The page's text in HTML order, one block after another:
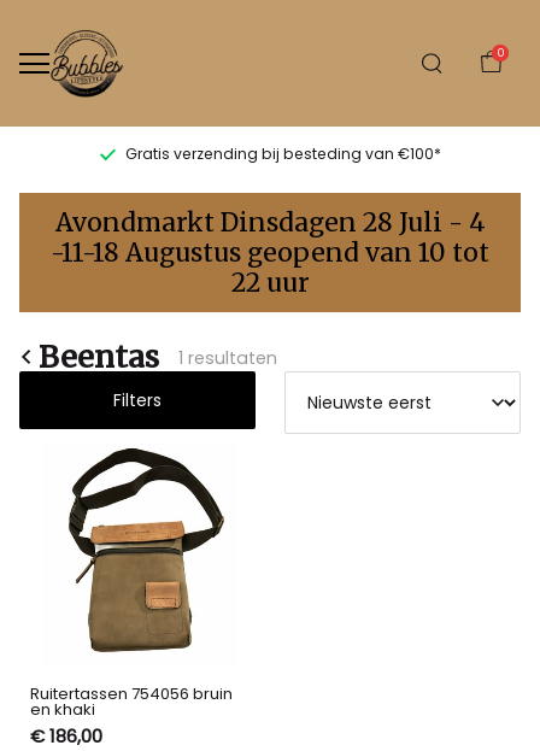
0
Gratis verzending bij besteding van €100*
Beentas
Bubbles
Sluis
Avondmarkt Dinsdagen 28 Juli - 4
-11-18 Augustus geopend van 10 tot
22 uur
Beentas
1 resultaten
Filters
Ruitertassen 754056 bruin
en khaki
€ 186,00